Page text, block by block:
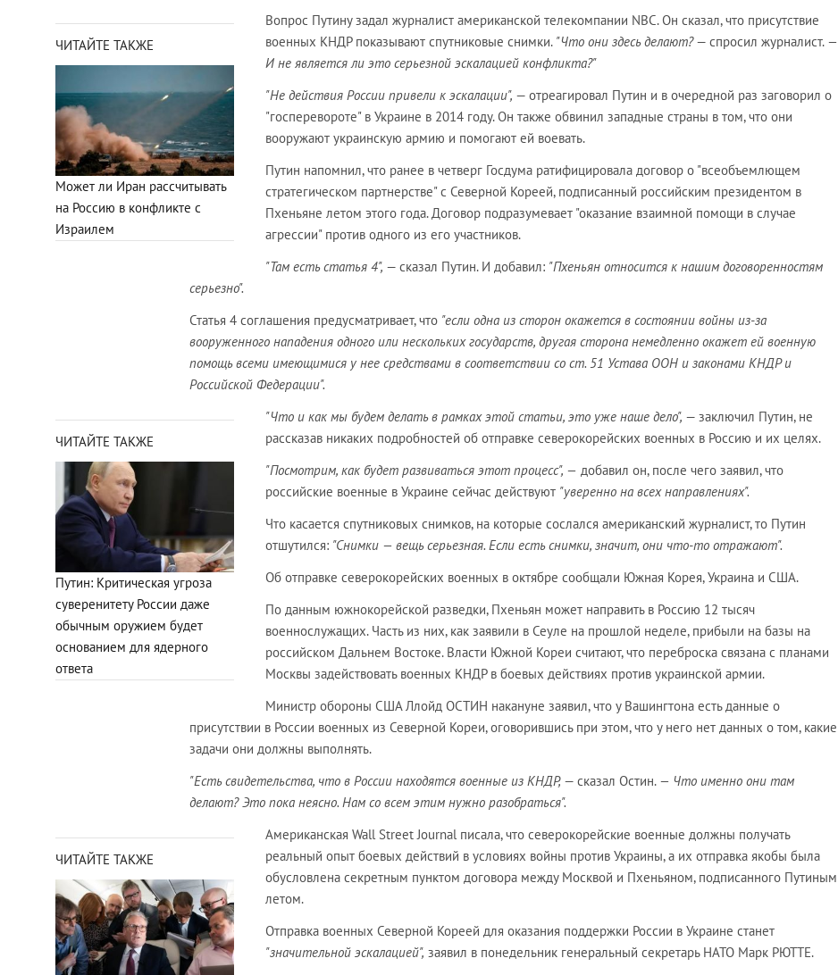
ЧИТАЙТЕ ТАКЖЕ
Может ли Иран рассчитывать
на Россию в конфликте с
Израилем
Вопрос Путину задал журналист американской телекомпании NBC. Он сказал, что присутствие
военных КНДР показывают спутниковые снимки. "Что они здесь делают?— спросил журналист. —
И не является ли это серьезной эскалацией конфликта?"
"Не действия России привели к эскалации", — отреагировал Путин и в очередной раз заговорил о
"госперевороте" в Украине в 2014 году. Он также обвинил западные страны в том, что они
вооружают украинскую армию и помогают ей воевать.
Путин напомнил, что ранее в четверг Госдума ратифицировала договор о "всеобъемлющем
стратегическом партнерстве" с Северной Кореей, подписанный российским президентом в
Пхеньяне летом этого года. Договор подразумевает "оказание взаимной помощи в случае
агрессии" против одного из его участников.
"Там есть статья 4", — сказал Путин. И добавил: "Пхеньян относится к нашим договоренностям
серьезно".
Статья 4 соглашения предусматривает, что "если одна из сторон окажется в состоянии войны из-за
вооруженного нападения одного или нескольких государств, другая сторона немедленно окажет ей военную
помощь всеми имеющимися у нее средствами в соответствии со ст. 51 Устава ООН и законами КНДР и
Российской Федерации".
ЧИТАЙТЕ ТАКЖЕ
Путин: Критическая угроза
суверенитету России даже
обычным оружием будет
основанием для ядерного
ответа
"Что и как мы будем делать в рамках этой статьи, это уже наше дело", — заключил Путин, не
рассказав никаких подробностей об отправке северокорейских военных в Россию и их целях.
"Посмотрим, как будет развиваться этот процесс", — добавил он, после чего заявил, что
российские военные в Украине сейчас действуют "уверенно на всех направлениях".
Что касается спутниковых снимков, на которые сослался американский журналист, то Путин
отшутился: "Снимки — вещь серьезная. Если есть снимки, значит, они что-то отражают".
Об отправке северокорейских военных в октябре сообщали Южная Корея, Украина и США.
По данным южнокорейской разведки, Пхеньян может направить в Россию 12 тысяч
военнослужащих. Часть из них, как заявили в Сеуле на прошлой неделе, прибыли на базы на
российском Дальнем Востоке. Власти Южной Кореи считают, что переброска связана с планами
Москвы задействовать военных КНДР в боевых действиях против украинской армии.
Министр обороны США Ллойд ОСТИН накануне заявил, что у Вашингтона есть данные о
присутствии в России военных из Северной Кореи, оговорившись при этом, что у него нет данных о том, какие
задачи они должны выполнять.
"Есть свидетельства, что в России находятся военные из КНДР, — сказал Остин. — Что именно они там
делают? Это пока неясно. Нам со всем этим нужно разобраться".
ЧИТАЙТЕ ТАКЖЕ
Американская Wall Street Journal писала, что северокорейские военные должны получать
реальный опыт боевых действий в условиях войны против Украины, а их отправка якобы была
обусловлена секретным пунктом договора между Москвой и Пхеньяном, подписанного Путиным
летом.
Отправка военных Северной Кореей для оказания поддержки России в Украине станет
"значительной эскалацией", заявил в понедельник генеральный секретарь НАТО Марк РЮТТЕ.